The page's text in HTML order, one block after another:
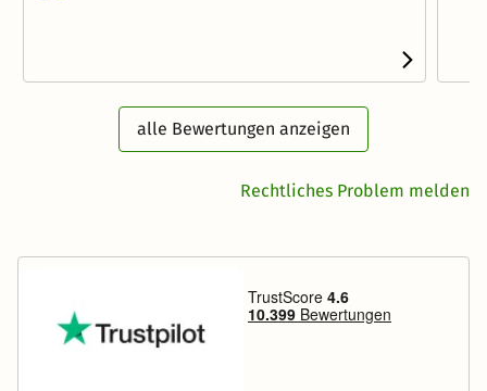
alle Bewertungen anzeigen
Rechtliches Problem melden